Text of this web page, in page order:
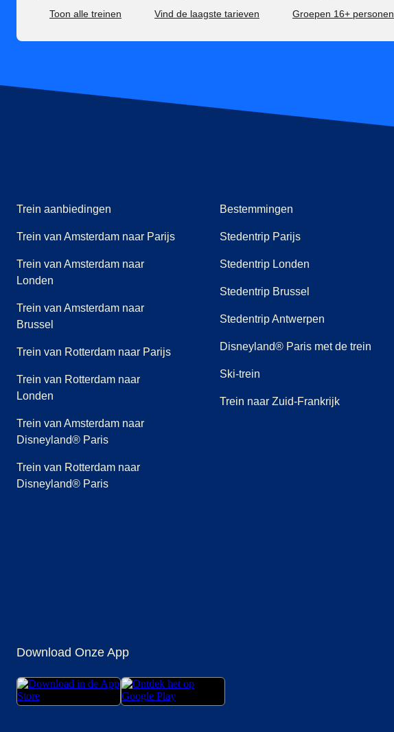
Toon alle treinen Vind de laagste tarieven Groepen 16+ personen
Trein aanbiedingen
Trein van Amsterdam naar Parijs
Trein van Amsterdam naar
Londen
Trein van Amsterdam naar
Brussel
Trein van Rotterdam naar Parijs
Trein van Rotterdam naar
Londen
Trein van Amsterdam naar
Disneyland® Paris
Trein van Rotterdam naar
Disneyland® Paris
Bestemmingen
Stedentrip Parijs
Stedentrip Londen
Stedentrip Brussel
Stedentrip Antwerpen
Disneyland® Paris met de trein
Ski-trein
Trein naar Zuid-Frankrijk
Download Onze App